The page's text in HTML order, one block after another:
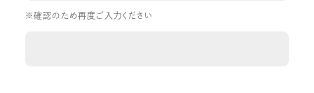
※確認のため再度ご入力ください